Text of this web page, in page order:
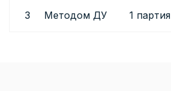
3 Методом ДУ 1 партия